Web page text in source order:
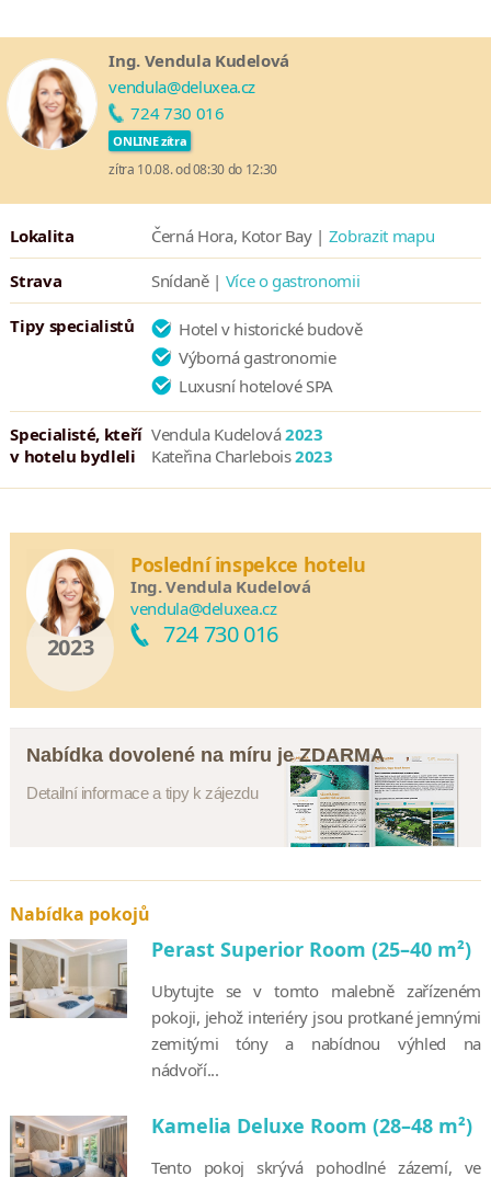
lázně Cataleya Spa.
Ing. Vendula Kudelová
vendula@deluxea.cz
724 730 016
ONLINE zítra
zítra 10.08. od 08:30 do 12:30
Lokalita Černá Hora, Kotor Bay | Zobrazit mapu
Strava Snídaně | Více o gastronomii
Tipy specialistů
Hotel v historické budově
Výborná gastronomie
Luxusní hotelové SPA
Specialisté, kteří
v hotelu bydleli
Vendula Kudelová2023
Kateřina Charlebois2023
2023
Poslední inspekce hotelu
Ing. Vendula Kudelová
vendula@deluxea.cz
724 730 016
Nabídka dovolené na míru je ZDARMA
Detailní informace a tipy k zájezdu
Nabídka pokojů
Perast Superior Room (25–40 m²)
Ubytujte se v tomto malebně zařízeném
pokoji, jehož interiéry jsou protkané jemnými
zemitými tóny a nabídnou výhled na
nádvoří...
Kamelia Deluxe Room (28–48 m²)
Tento pokoj skrývá pohodlné zázemí, ve